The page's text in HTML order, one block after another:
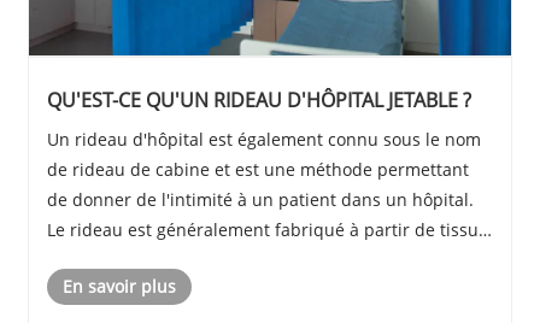
QU'EST-CE QU'UN RIDEAU D'HÔPITAL JETABLE ?
Un rideau d'hôpital est également connu sous le nom
de rideau de cabine et est une méthode permettant
de donner de l'intimité à un patient dans un hôpital.
Le rideau est généralement fabriqué à partir de tissu
suspendu à une structure de support ou à......
En savoir plus